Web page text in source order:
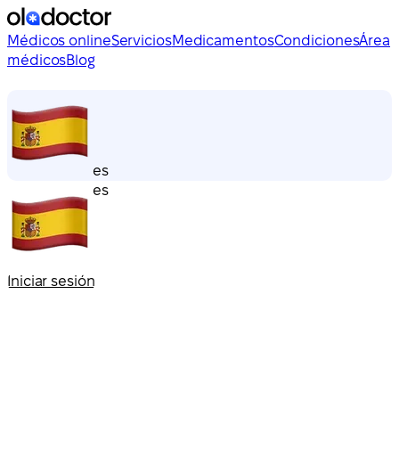
Médicos onlineServiciosMedicamentosCondicionesÁrea
médicosBlog
es
es
Iniciar sesión